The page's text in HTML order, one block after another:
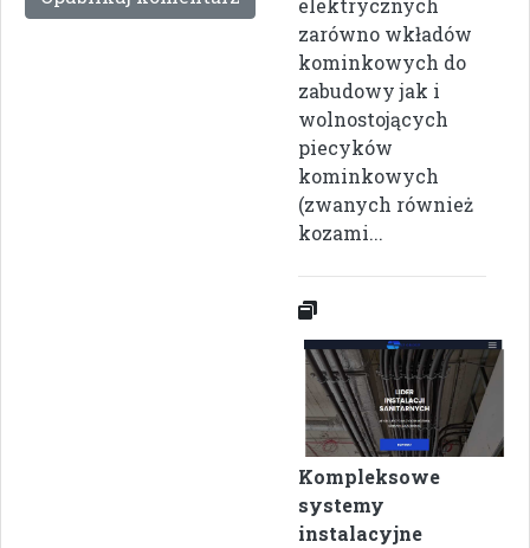
elektrycznych
zarówno wkładów
kominkowych do
zabudowy jak i
wolnostojących
piecyków
kominkowych
(zwanych również
kozami...
Kompleksowe
systemy
instalacyjne